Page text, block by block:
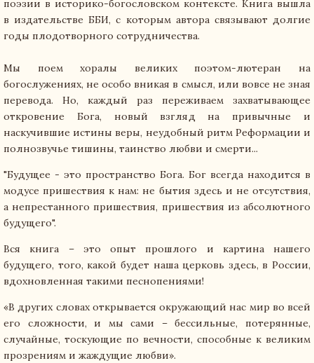
поэзии в историко-богословском контексте. Книга вышла
в издательстве ББИ, с которым автора связывают долгие
годы плодотворного сотрудничества.
Мы поем хоралы великих поэтом-лютеран на
богослужениях, не особо вникая в смысл, или вовсе не зная
перевода. Но, каждый раз переживаем захватывающее
откровение Бога, новый взгляд на привычные и
наскучившие истины веры, неудобный ритм Реформации и
полнозвучье тишины, таинство любви и смерти...
"Будущее - это пространство Бога. Бог всегда находится в
модусе пришествия к нам: не бытия здесь и не отсутствия,
а непрестанного пришествия, пришествия из абсолютного
будущего".
Вся книга – это опыт прошлого и картина нашего
будущего, того, какой будет наша церковь здесь, в России,
вдохновленная такими песнопениями!
«В других словах открывается окружающий нас мир во всей
его сложности, и мы сами – бессильные, потерянные,
случайные, тоскующие по вечности, способные к великим
прозрениям и жаждущие любви».